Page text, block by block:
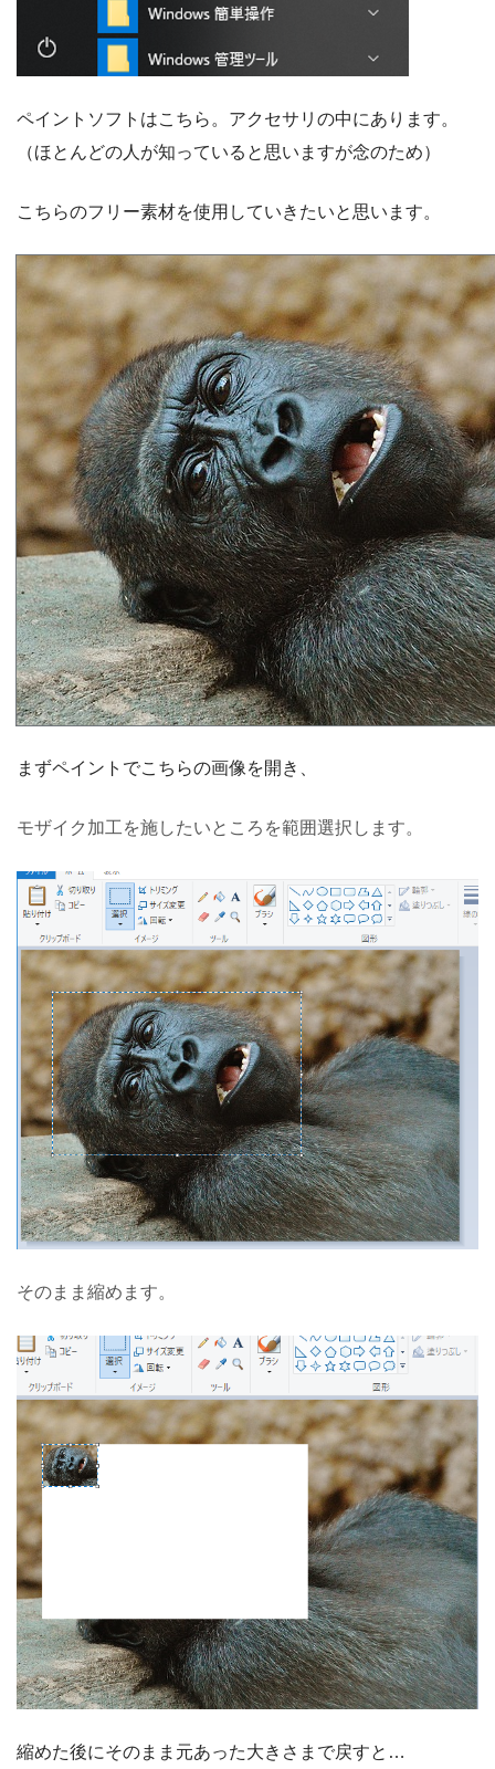
ペイントソフトはこちら。アクセサリの中にあります。
（ほとんどの人が知っていると思いますが念のため）
こちらのフリー素材を使用していきたいと思います。
まずペイントでこちらの画像を開き、
モザイク加工を施したいところを範囲選択します。
そのまま縮めます。
縮めた後にそのまま元あった大きさまで戻すと…